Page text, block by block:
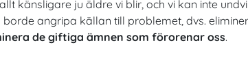
känsligare ju äldre vi blir, och vi kan inte
angripa källan till problemet, dvs.
de giftiga ämnen som förorenar oss.